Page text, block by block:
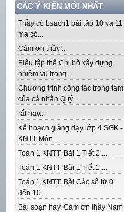
CÁC Ý KIẾN MỚI NHẤT
Thầy có bsach1 bài tập 10 và 11
mà có...
Cảm ơn thầy!...
Biểu tập thể Chi bộ xây dựng
nhiệm vụ trọng...
Chương trình công tác trọng tâm
của cá nhân Quý...
rất hay...
Kế hoạch giảng dạy lớp 4 SGK -
KNTT Môn...
Toán 1 KNTT. Bài 1 Tiết 2....
Toán 1 KNTT. Bài 1 Tiết 1....
Toán 1 KNTT. Bài Các số từ 0
đến 10...
Bài soạn hay. Cảm ơn thầy Nam